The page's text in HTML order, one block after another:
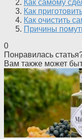
Как самому
Как
Как очистить
Причины
0
Понравилась
Вам также может